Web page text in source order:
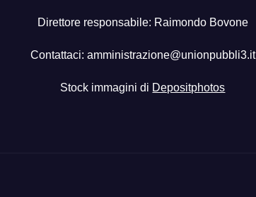
Direttore responsabile: Raimondo Bovone
Contattaci: amministrazione@unionpubbli3.it
Stock immagini di Depositphotos